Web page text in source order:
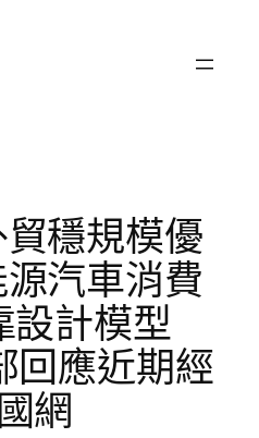
穩規模優
汽車消費
設計模型
回應近期經
網